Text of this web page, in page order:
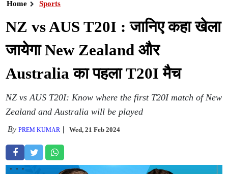
Home Sports
NZ vs AUS T20I : जानिए कहा खेला
जायेगा New Zealand और
Australia का पहला T20I मैच
NZ vs AUS T20I: Know where the first T20I match of New
Zealand and Australia will be played
ByPREM KUMAR Wed, 21 Feb 2024